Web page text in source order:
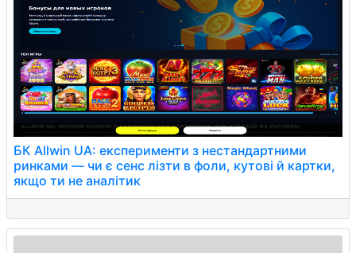
БК Allwin UA: експерименти з нестандартними
ринками — чи є сенс лізти в фоли, кутові й картки,
якщо ти не аналітик